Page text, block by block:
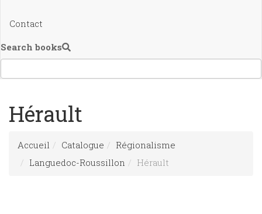
Contact
Search books
Hérault
Accueil Catalogue
Régionalisme
Languedoc-Roussillon
Hérault